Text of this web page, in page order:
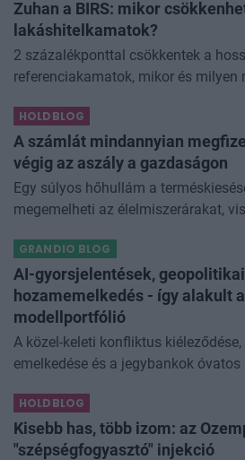
Zuhan a BIRS: mikor
lakáshitelkamatok?
2 százalékponttal csökkentek a
referenciakamatok, mikor és milyen
megjelenjen? A hosszú
HOLDBLOG
A számlát mindannyian
végig az aszály a gazdaságon
Egy súlyos hőhullám a
megemelheti az élelmiszerárakat,
még az állam finanszírozását is m
GRANDIO BLOG
AI-gyorsjelentések,
hozamemelkedés - így alakult
modellportfólió
A közel-keleti konfliktus
emelkedése és a jegybankok
miközben a jelentő
HOLDBLOG
Kisebb has, több izom: az
"szépségfogyasztó" injekció